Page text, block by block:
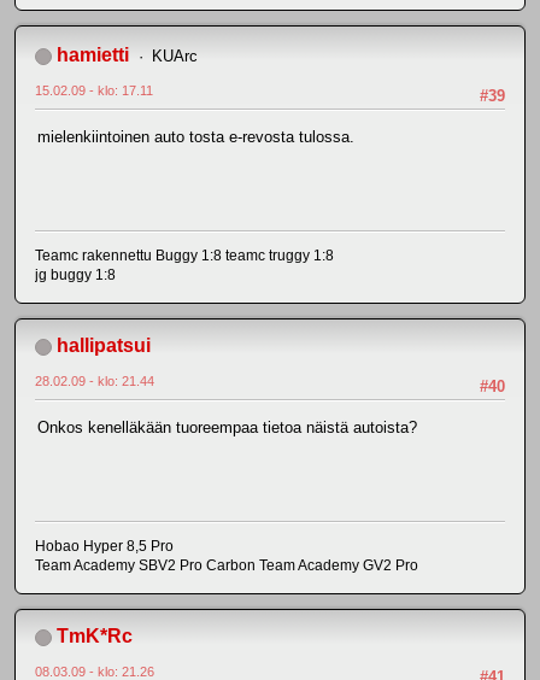
hamietti KUArc
#39
15.02.09 - klo: 17.11
mielenkiintoinen auto tosta e-revosta tulossa.
Teamc rakennettu Buggy 1:8 teamc truggy 1:8
jg buggy 1:8
hallipatsui
#40
28.02.09 - klo: 21.44
Onkos kenelläkään tuoreempaa tietoa näistä autoista?
Hobao Hyper 8,5 Pro
Team Academy SBV2 Pro Carbon Team Academy GV2 Pro
TmK*Rc
08.03.09 - klo: 21.26